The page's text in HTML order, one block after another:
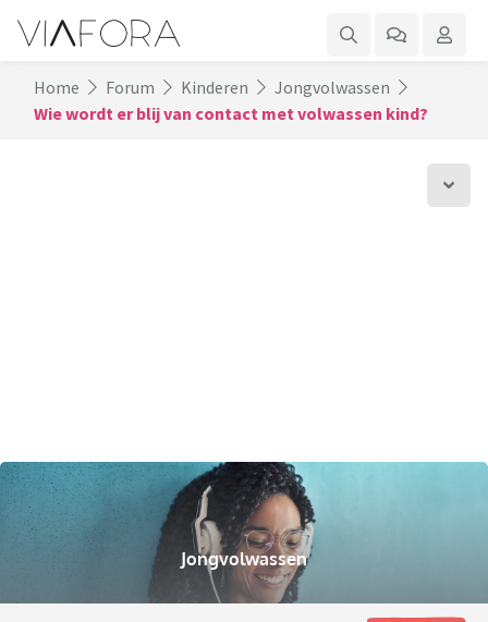
Home Forum Kinderen
Jongvolwassen
Wie wordt er blij van contact met volwassen kind?
Jongvolwassen